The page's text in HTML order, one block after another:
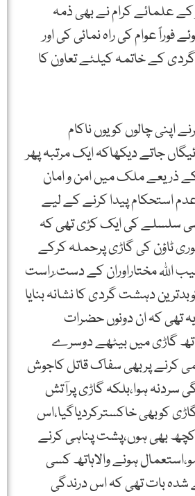
علمائے کرام نے بھی ذمہ
فوراً عوام کی راہ نمائی کی اور
کے خاتمہ کیلئے تعاون کا
چالوں کویوں ناکام
جاتے دیکھاکہ ایک مرتبہ پھر
کے ذریعے ملک میں امن و امان
استحکام پیدا کرنے کے لیے
سلسلے کی ایک کڑی تھی کہ
ٹاؤن کی گاڑی پرحملہ کرکے
اللہ مختاراوران کے دست ِراست
دہشت گردی کا نشانہ بنایا
تھی کہ ان دونوں حضرات
گاڑی میں بیٹھے دوسرے
کرنے پربھی سفاک قاتل کاجوش
سردنہ ہوا،بلکہ گاڑی پرآتش
کوبھی خاکسترکردیاگیا،اس
بھی ہوں،پشت پناہی کرنے
ہونے والاہاتھ کسی
شدہ بات تھی کہ اس درندگی